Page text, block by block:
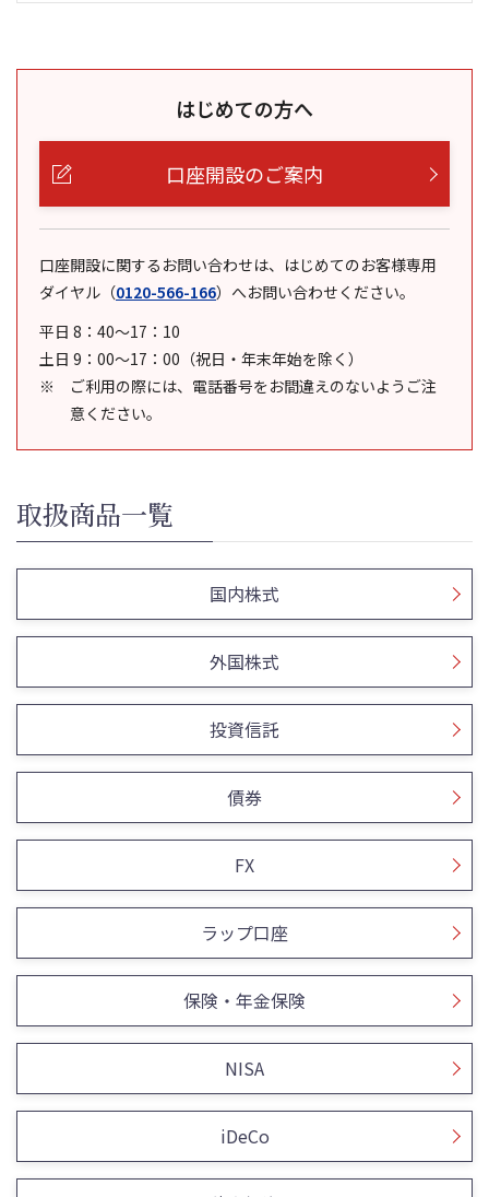
はじめての方へ
口座開設のご案内
口座開設に関するお問い合わせは、はじめてのお客様専用
ダイヤル （0120-566-166） へお問い合わせください。
平日 8：40～17：10
土日 9：00～17：00（祝日・年末年始を除く）
ご利用の際には、電話番号をお間違えのないようご注
意ください。
取扱商品一覧
国内株式
外国株式
投資信託
債券
FX
ラップ口座
保険・年金保険
NISA
iDeCo